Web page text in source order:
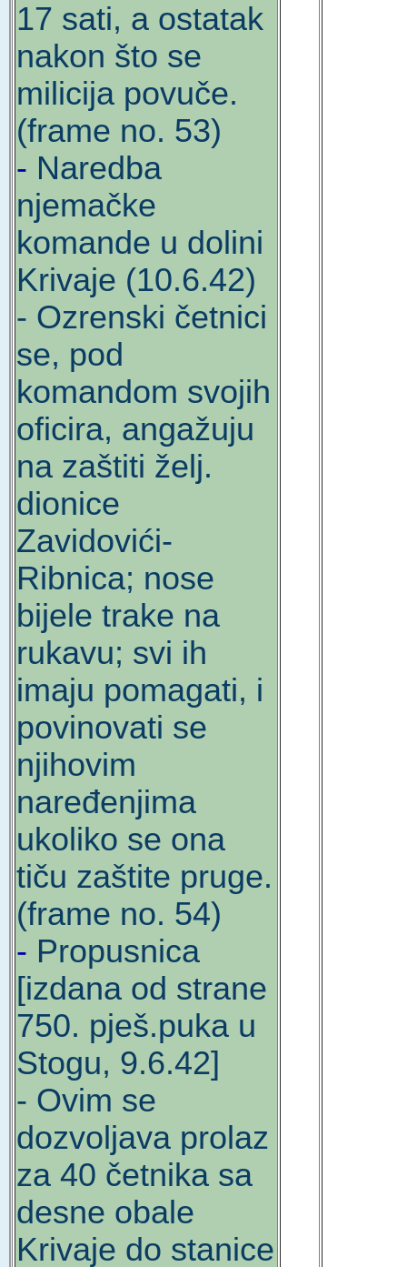
17 sati, a ostatak
nakon što se
milicija povuče.
(frame no. 53)
- Naredba
njemačke
komande u dolini
Krivaje (10.6.42)
- Ozrenski četnici
se, pod
komandom svojih
oficira, angažuju
na zaštiti želj.
dionice
Zavidovići-
Ribnica; nose
bijele trake na
rukavu; svi ih
imaju pomagati, i
povinovati se
njihovim
naređenjima
ukoliko se ona
tiču zaštite pruge.
(frame no. 54)
- Propusnica
[izdana od strane
750. pješ.puka u
Stogu, 9.6.42]
- Ovim se
dozvoljava prolaz
za 40 četnika sa
desne obale
Krivaje do stanice